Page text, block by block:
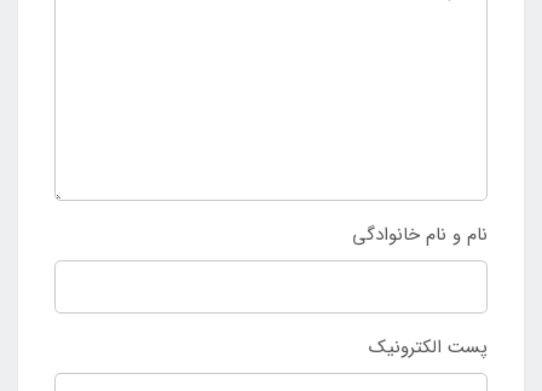
نام و نام خانوادگی
پست الکترونیک